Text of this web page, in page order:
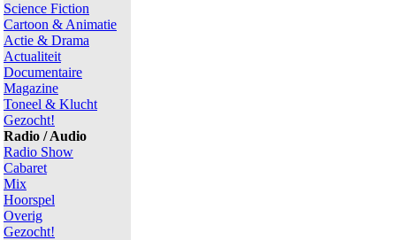
Science Fiction
Cartoon & Animatie
Actie & Drama
Actualiteit
Documentaire
Magazine
Toneel & Klucht
Gezocht!
Radio / Audio
Radio Show
Cabaret
Mix
Hoorspel
Overig
Gezocht!